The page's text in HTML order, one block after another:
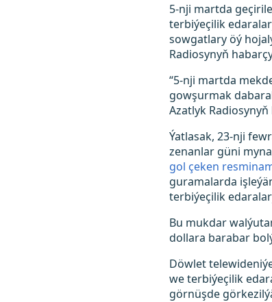
5-nji martda
terbiýeçilik
sowgatlary öý
Radiosynyň
“5-nji martda
gowşurmak
Azatlyk
Ýatlasak, 23-nji
zenanlar güni
gol çeken
guramalarda
terbiýeçilik
Bu mukdar
dollara barabar
Döwlet
we terbiýeçilik
görnüşde